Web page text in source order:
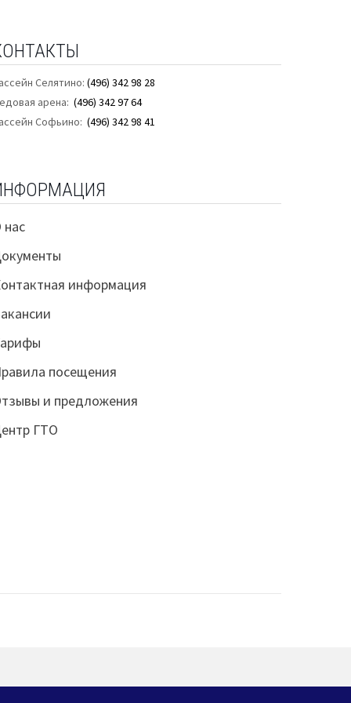
Селятино:(496) 342 98 28
арена:(496) 342 97 64
Софьино:(496) 342 98 41
нас
информация
посещения
и предложения
ГТО